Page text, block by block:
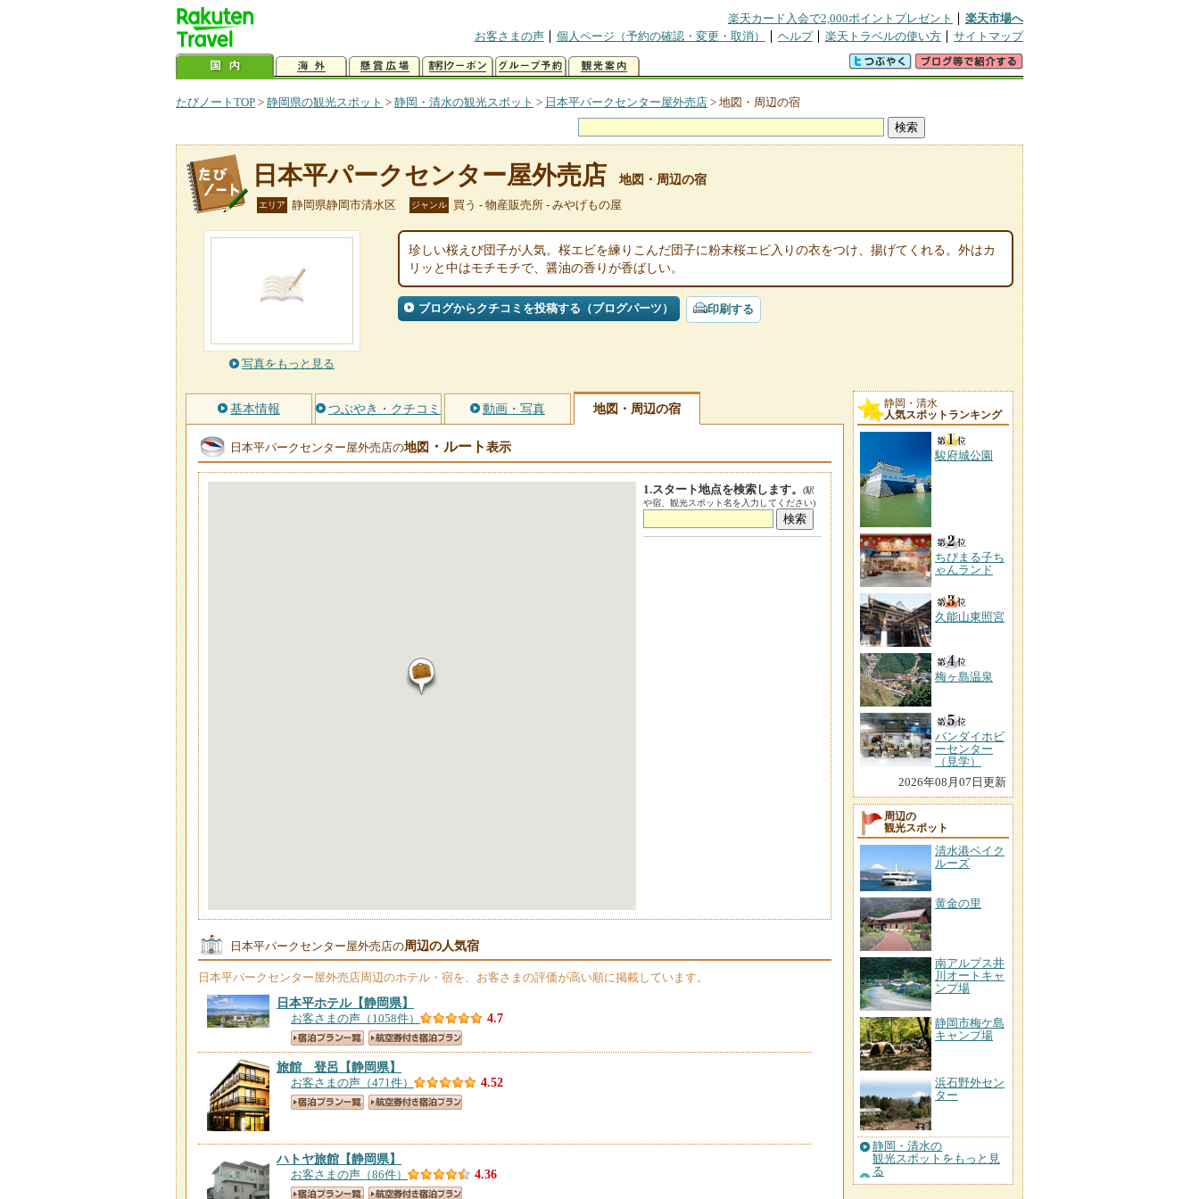
楽天カード入会で2,000ポイントプレゼント
楽天市場へ
お客さまの声
個人ページ（予約の確認・変更・取消） ヘルプ 楽天トラベルの使い方 サイトマップ
たびノートTOP > 静岡県の観光スポット > 静岡・清水の観光スポット > 日本平パークセンター屋外売店 > 地図・周辺の宿
日本平パークセンター屋外売店 地図・周辺の宿
エリア 静岡県静岡市清水区 ジャンル 買う - 物産販売所 - みやげもの屋
写真をもっと見る
珍しい桜えび団子が人気。桜エビを練りこんだ団子に粉末桜エビ入りの衣をつけ、揚げてくれる。外はカ
リッと中はモチモチで、醤油の香りが香ばしい。
ブログからクチコミを投稿する（ブログパーツ） 印刷する
基本情報 つぶやき・クチコミ 動画・写真 地図・周辺の宿
日本平パークセンター屋外売店の地図 ・ルート表示
1.スタート地点を検索します。
(駅
や宿、観光スポット名を入力してください)
日本平パークセンター屋外売店の周辺の人気宿
日本平パークセンター屋外売店周辺のホテル・宿を、お客さまの評価が高い順に掲載しています。
日本平ホテル【静岡県】
お客さまの声（1058件） 4.7
旅館 登呂 【静岡県】
お客さまの声（471件） 4.52
ハトヤ旅館 【静岡県】
お客さまの声（86件） 4.36
静岡・清水
人気スポットランキング
駿府城公園
ちびまる子ち
ゃんランド
久能山東照宮
梅ヶ島温泉
バンダイホビ
ーセンター
（見学）
2026年08月07日更新
周辺の
観光スポット
清水港ベイク
ルーズ
黄金の里
南アルプス井
川オートキャ
ンプ場
静岡市梅ケ島
キャンプ場
浜石野外セン
ター
静岡・清水の
観光スポットをもっと見
る